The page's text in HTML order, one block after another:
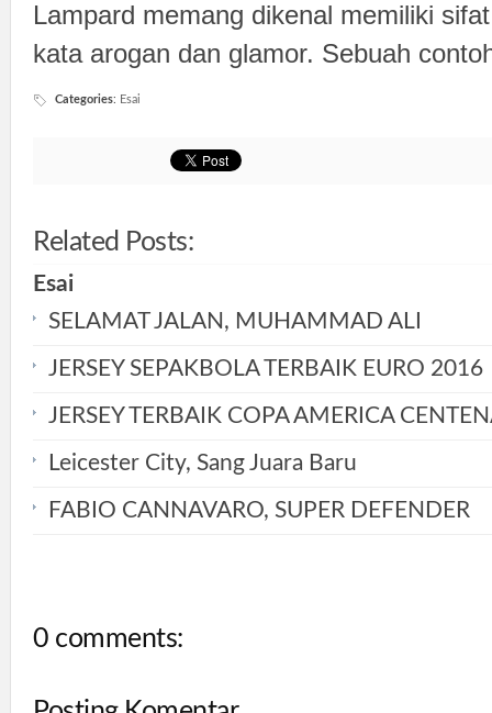
Lampard memang dikenal memiliki
kata arogan dan glamor. Sebuah
Categories: Esai
Related Posts:
Esai
SELAMAT JALAN, MUHAMMAD ALI
JERSEY SEPAKBOLA TERBAIK EURO 2016
JERSEY TERBAIK COPA AMERICA
Leicester City, Sang Juara Baru
FABIO CANNAVARO, SUPER DEFENDER
0 comments: